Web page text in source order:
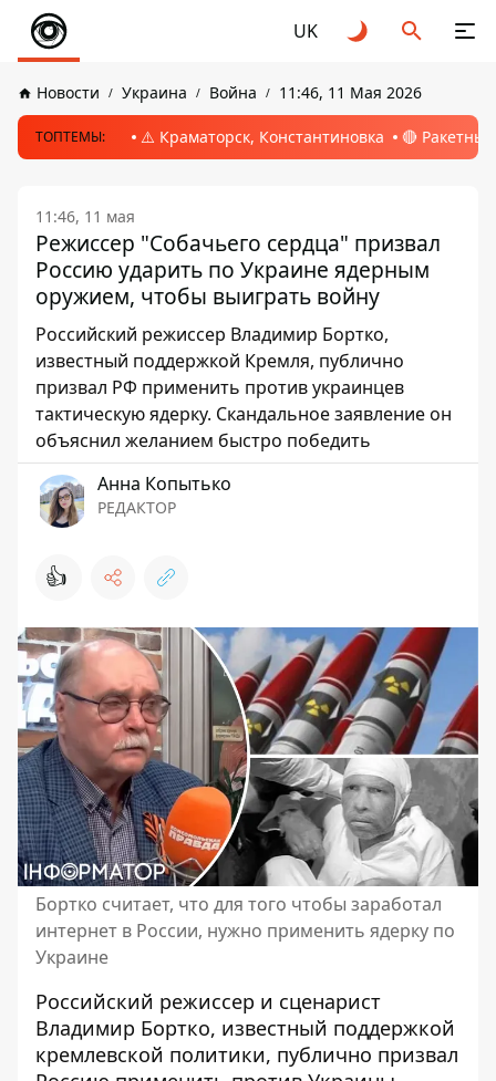
UK
Новости Украина Война 11:46, 11 Мая 2026
ТОПТЕМЫ: ⚠️ Краматорск, Константиновка 🔴
11:46, 11 мая
Режиссер "Собачьего сердца" призвал
Россию ударить по Украине ядерным
оружием, чтобы выиграть войну
Российский режиссер Владимир Бортко,
известный поддержкой Кремля, публично
призвал РФ применить против украинцев
тактическую ядерку. Скандальное заявление он
объяснил желанием быстро победить
Анна Копытько
РЕДАКТОР
👍
Бортко считает, что для того чтобы заработал
интернет в России, нужно применить ядерку по
Украине
Российский режиссер и сценарист
Владимир Бортко, известный поддержкой
кремлевской политики, публично призвал